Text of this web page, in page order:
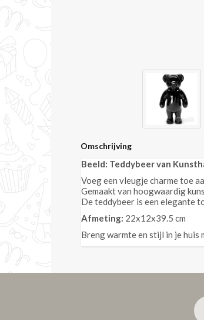
Omschrijving
Beeld: Teddybeer van
Voeg een vleugje charme toe
Gemaakt van hoogwaardig
De teddybeer is een elegante
Afmeting: 22x12x39.5 cm
Breng warmte en stijl in je huis